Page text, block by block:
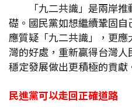
「九二共識」是兩岸
礎。國民黨如想繼續鞏固
應質疑「九二共識」，更
灣的好處，重新贏得台灣
穩定發展做出更積極的貢獻
民進黨可以走回正確道路